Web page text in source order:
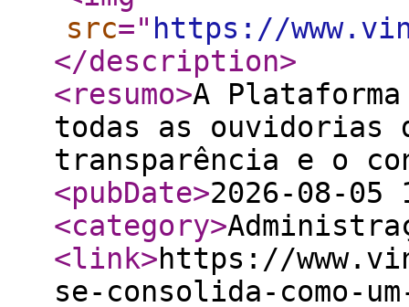
src=" https://
</description>
<resumo>A
todas as
transparência e o
<pubDate>2026-08-05
<category>
<link>https://
se-consolida-como-